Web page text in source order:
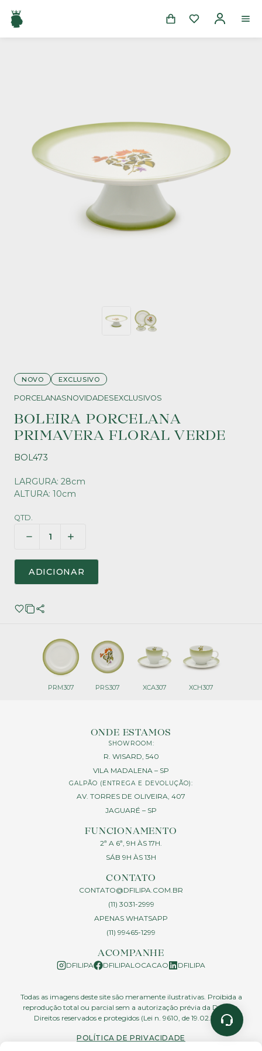
NOVO EXCLUSIVO
PORCELANASNOVIDADESEXCLUSIVOS
BOLEIRA PORCELANA
PRIMAVERA FLORAL VERDE
BOL473
LARGURA: 28cm
ALTURA: 10cm
QTD.
ADICIONAR
PRM307 PRS307 XCA307 XCH307
ONDE ESTAMOS
SHOWROOM:
R. WISARD, 540
VILA MADALENA – SP
GALPÃO (ENTREGA E DEVOLUÇÃO):
AV. TORRES DE OLIVEIRA, 407
JAGUARÉ – SP
FUNCIONAMENTO
2ª A 6ª, 9H ÀS 17H.
SÁB 9H ÀS 13H
CONTATO
CONTATO@DFILIPA.COM.BR
(11) 3031-2999
APENAS WHATSAPP
(11) 99465-1299
ACOMPANHE
DFILIPA DFILIPALOCACAO DFILIPA
Todas as imagens deste site são meramente ilustrativas. Proibida a
reprodução total ou parcial sem a autorização prévia da D.Filipa.
Direitos reservados e protegidos (Lei n. 9610, de 19.02.1998)
POLÍTICA DE PRIVACIDADE